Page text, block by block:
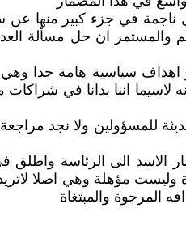
في جزء كبير منها عن سوء
والمستمر ان حل مسألة
اهداف سياسية هامة
لاسيما اننا بدانا في
للمسؤولين ولا نجد
منذ عام 2000 وصل القائد الشاب بشار
وليست مؤهلة وهي اصلا
المرجوة والمبتغاة